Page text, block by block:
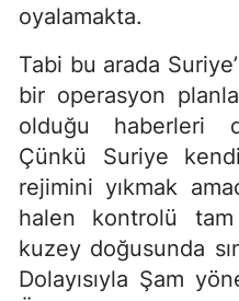
oyalamakta.
Tabi bu arada
bir operasyon
olduğu haberleri
Çünkü Suriye
rejimini yıkmak
halen kontrolü tam
kuzey doğusunda
Dolayısıyla Şam